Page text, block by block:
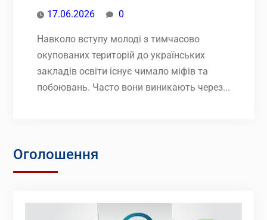
17.06.2026 0
Навколо вступу молоді з тимчасово
окупованих територій до українських
закладів освіти існує чимало міфів та
побоювань. Часто вони виникають через...
Оголошення